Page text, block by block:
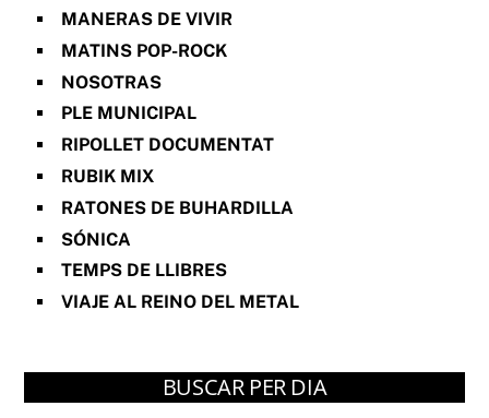
MANERAS DE VIVIR
MATINS POP-ROCK
NOSOTRAS
PLE MUNICIPAL
RIPOLLET DOCUMENTAT
RUBIK MIX
RATONES DE BUHARDILLA
SÓNICA
TEMPS DE LLIBRES
VIAJE AL REINO DEL METAL
BUSCAR PER DIA